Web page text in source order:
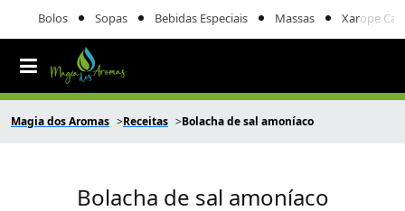
Bolos Sopas Bebidas Especiais Massas Xarope
Magia dos Aromas Receitas Bolacha de sal amoníaco
Bolacha de sal amoníaco